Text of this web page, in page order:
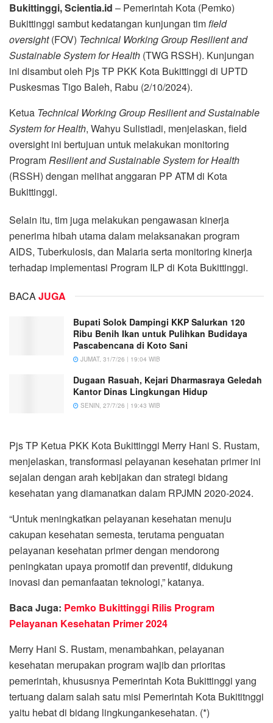
Bukittinggi, Scientia.id – Pemerintah Kota (Pemko)
Bukittinggi sambut kedatangan kunjungan timfield
oversight(FOV) Technical Working Group Resilient and
Sustainable System for Health (TWG RSSH). Kunjungan
ini disambut oleh Pjs TP PKK Kota Bukittinggi di UPTD
Puskesmas Tigo Baleh, Rabu (2/10/2024).
Ketua Technical Working Group Resilient and Sustainable
System for Health, Wahyu Sulistiadi, menjelaskan, field
oversight ini bertujuan untuk melakukan monitoring
ProgramResilient and Sustainable System for Health
(RSSH) dengan melihat anggaran PP ATM di Kota
Bukittinggi.
Selain itu, tim juga melakukan pengawasan kinerja
penerima hibah utama dalam melaksanakan program
AIDS, Tuberkulosis, dan Malaria serta monitoring kinerja
terhadap implementasi Program ILP di Kota Bukittinggi.
BACAJUGA
Bupati Solok Dampingi KKP Salurkan 120
Ribu Benih Ikan untuk Pulihkan Budidaya
Pascabencana di Koto Sani
JUMAT, 31/7/26 | 19:04 WIB
Dugaan Rasuah, Kejari Dharmasraya Geledah
Kantor Dinas Lingkungan Hidup
SENIN, 27/7/26 | 19:43 WIB
Pjs TP Ketua PKK Kota Bukittinggi Merry Hani S. Rustam,
menjelaskan, transformasi pelayanan kesehatan primer ini
sejalan dengan arah kebijakan dan strategi bidang
kesehatan yang diamanatkan dalam RPJMN 2020-2024.
“Untuk meningkatkan pelayanan kesehatan menuju
cakupan kesehatan semesta, terutama penguatan
pelayanan kesehatan primer dengan mendorong
peningkatan upaya promotif dan preventif, didukung
inovasi dan pemanfaatan teknologi,” katanya.
Baca Juga: Pemko Bukittinggi Rilis Program
Pelayanan Kesehatan Primer 2024
Merry Hani S. Rustam, menambahkan, pelayanan
kesehatan merupakan program wajib dan prioritas
pemerintah, khususnya Pemerintah Kota Bukittinggi yang
tertuang dalam salah satu misi Pemerintah Kota Bukititnggi
yaitu hebat di bidang lingkungankesehatan. (*)